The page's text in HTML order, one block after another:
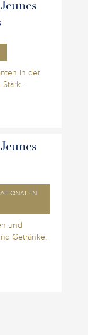
in der
und
Getränke.